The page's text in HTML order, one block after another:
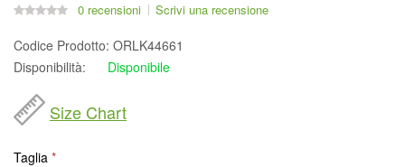
0 recensioni Scrivi una recensione
Codice Prodotto: ORLK44661
Disponibilità:
Disponibile
Size Chart
Taglia